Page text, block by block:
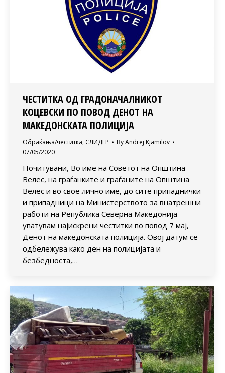
ЧЕСТИТКА ОД ГРАДОНАЧАЛНИКОТ
КОЦЕВСКИ ПО ПОВОД ДЕНОТ НА
МАКЕДОНСКАТА ПОЛИЦИЈА
Обраќања/честитка, СЛИДЕР ByAndrej Kjamilov
07/05/2020
Почитувани, Во име на Советот на Општина
Велес, на граѓанките и граѓаните на Општина
Велес и во свое лично име, до сите припаднички
и припадници на Министерството за внатрешни
работи на Република Северна Македонија
упатувам најискрени честитки по повод 7 мај,
Денот на македонската полиција. Овој датум се
одбележува како ден на полицијата и
безбедноста,…